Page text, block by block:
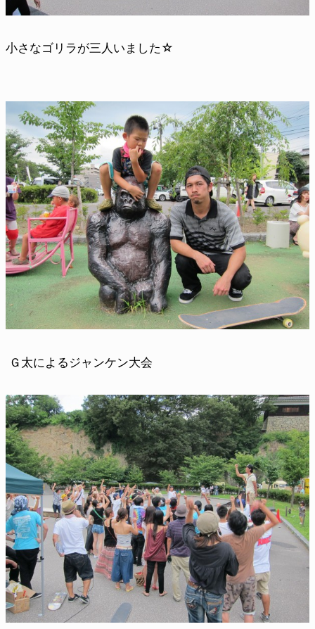
小さなゴリラが三人いました☆
Ｇ太によるジャンケン大会